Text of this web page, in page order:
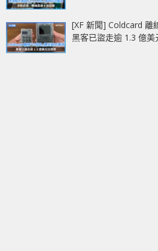
[XF 新聞] Coldcard 離
黑客已盜走逾 1.3 億美